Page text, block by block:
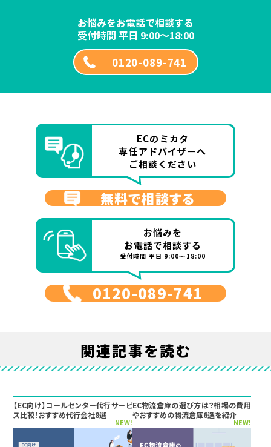
お悩みをお電話で相談する
受付時間 平日 9:00～18:00
0120-089-741
ECのミカタ
専任アドバイザーへ
ご相談ください
無料で相談する
お悩みを
お電話で相談する
受付時間 平日 9:00～18:00
0120-089-741
関連記事を読む
【EC向け】コールセンター代行サービ
ス比較！おすすめ代行会社8選
NEW!
EC物流倉庫の選び方は？相場の費用
やおすすめの物流倉庫6選を紹介
NEW!